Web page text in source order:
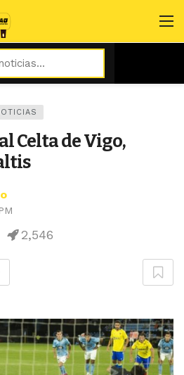
Celta de Vigo,
2,546